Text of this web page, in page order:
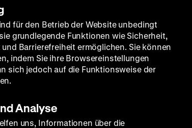
für den Betrieb der Website unbedingt
grundlegende Funktionen wie Sicherheit,
Barrierefreiheit ermöglichen. Sie können
indem Sie ihre Browsereinstellungen
sich jedoch auf die Funktionsweise der
Analyse
uns, Informationen über die